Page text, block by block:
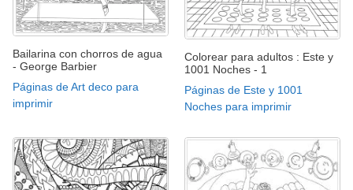
Bailarina con chorros de agua
- George Barbier
Páginas de Art deco para
imprimir
Colorear para adultos : Este y
1001 Noches - 1
Páginas de Este y 1001
Noches para imprimir